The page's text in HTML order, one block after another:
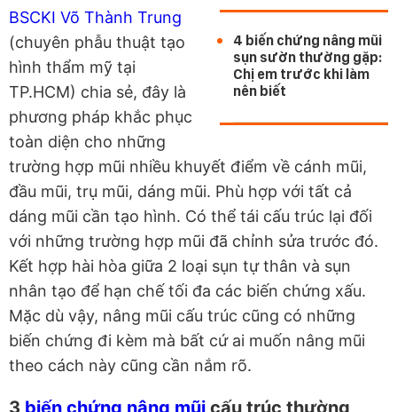
4 biến chứng nâng mũi
sụn sườn thường gặp:
Chị em trước khi làm
nên biết
BSCKI Võ Thành Trung
(chuyên phẫu thuật tạo
hình thẩm mỹ tại
TP.HCM) chia sẻ, đây là
phương pháp khắc phục
toàn diện cho những
trường hợp mũi nhiều khuyết điểm về cánh mũi,
đầu mũi, trụ mũi, dáng mũi. Phù hợp với tất cả
dáng mũi cần tạo hình. Có thể tái cấu trúc lại đối
với những trường hợp mũi đã chỉnh sửa trước đó.
Kết hợp hài hòa giữa 2 loại sụn tự thân và sụn
nhân tạo để hạn chế tối đa các biến chứng xấu.
Mặc dù vậy, nâng mũi cấu trúc cũng có những
biến chứng đi kèm mà bất cứ ai muốn nâng mũi
theo cách này cũng cần nắm rõ.
3 biến chứng nâng mũi cấu trúc thường